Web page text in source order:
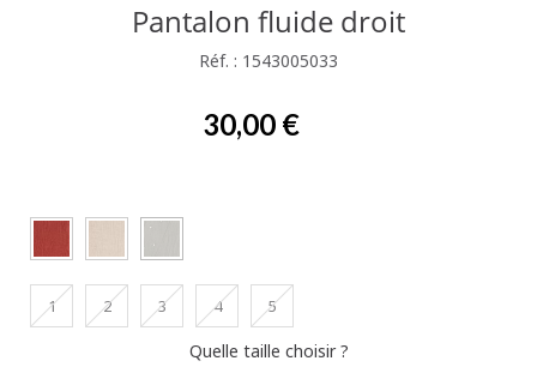
Pantalon fluide droit
Réf. : 1543005033
30,00 €
1 2 3 4 5
Quelle taille choisir ?